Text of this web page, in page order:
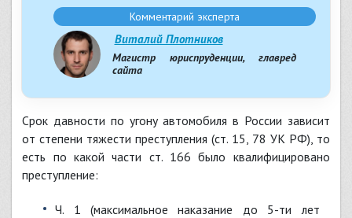
Виталий Плотников
Магистр юриспруденции, главред
сайта
Комментарий эксперта
Срок давности по угону автомобиля в России зависит
от степени тяжести преступления (ст. 15, 78 УК РФ), то
есть по какой части ст. 166 было квалифицировано
преступление:
ч. 1 (максимальное наказание до 5-ти лет